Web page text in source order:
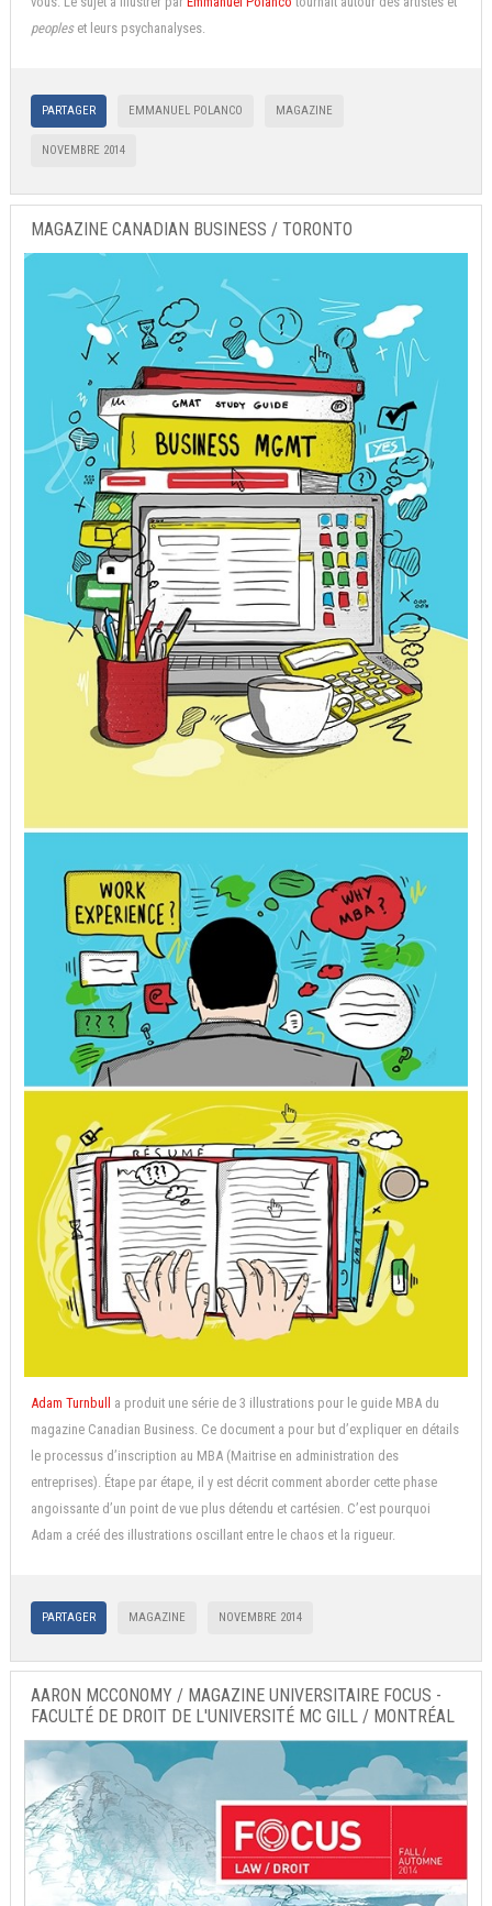
peopleset leurs psychanalyses.
PARTAGER EMMANUEL POLANCO MAGAZINE
NOVEMBRE 2014
MAGAZINE CANADIAN BUSINESS / TORONTO
Adam Turnbull
a produit une série de 3 illustrations pour le guide MBA du
magazine Canadian Business. Ce document a pour but d’expliquer en détails
le processus d’inscription au MBA (Maitrise en administration des
entreprises). Étape par étape, il y est décrit comment aborder cette phase
angoissante d’un point de vue plus détendu et cartésien. C’est pourquoi
Adam a créé des illustrations oscillant entre le chaos et la rigueur.
PARTAGER MAGAZINE NOVEMBRE 2014
AARON MCCONOMY / MAGAZINE UNIVERSITAIRE FOCUS -
FACULTÉ DE DROIT DE L'UNIVERSITÉ MC GILL / MONTRÉAL